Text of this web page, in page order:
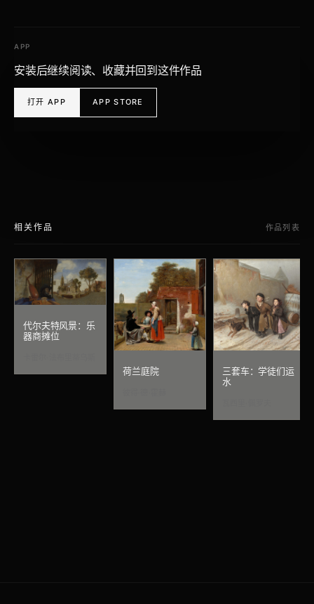
APP
安装后继续阅读、收藏并回到这件作品
打开 APP APP STORE
相关作品 作品列表
代尔夫特风景：乐
器商摊位
荷兰庭院
三套车：学徒们运
水